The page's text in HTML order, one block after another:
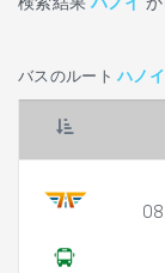
検索結果 ハノイ か
バスのルートハノイ
08